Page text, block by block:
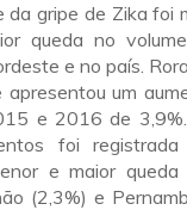
da gripe de Zika foi
queda no
e no país.
um
e 2016 de
foi
e maior queda
(2,3%) e